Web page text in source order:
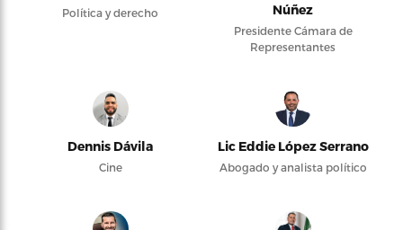
Política y derecho
Núñez
Presidente Cámara de
Representantes
Dennis Dávila
Cine
Lic Eddie López Serrano
Abogado y analista político